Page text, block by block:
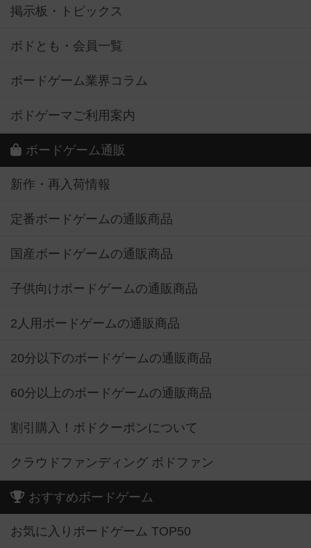
掲示板・トピックス
ボドとも・会員一覧
ボードゲーム業界コラム
ボドゲーマご利用案内
ボードゲーム通販
新作・再入荷情報
定番ボードゲームの通販商品
国産ボードゲームの通販商品
子供向けボードゲームの通販商品
2人用ボードゲームの通販商品
20分以下のボードゲームの通販商品
60分以上のボードゲームの通販商品
割引購入！ボドクーポンについて
クラウドファンディング ボドファン
おすすめボードゲーム
お気に入りボードゲーム TOP50